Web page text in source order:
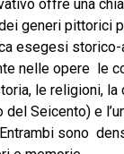
offre una
generi pittorici
esegesi
nelle opere le
le religioni, la
del Seicento) e
sono